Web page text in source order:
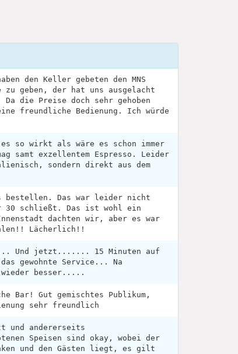
den Keller gebeten den MNS
zu geben, der hat uns ausgelacht
die Preise doch sehr gehoben
freundliche Bedienung. Ich würde
so wirkt als wäre es schon immer
samt exzellentem Espresso. Leider
sondern direkt aus dem
bestellen. Das war leider nicht
30 schließt. Das ist wohl ein
dachten wir, aber es war
Lächerlich!!
Und jetzt....... 15 Minuten auf
gewohnte Service... Na
besser.....
Bar! Gut gemischtes Publikum,
sehr freundlich
und andererseits
Speisen sind okay, wobei der
und den Gästen liegt, es gilt